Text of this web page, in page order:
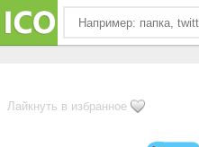
Лайкнуть в избранное